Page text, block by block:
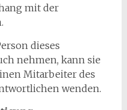
mit der
dieses
nehmen, kann sie
Mitarbeiter des
wenden.